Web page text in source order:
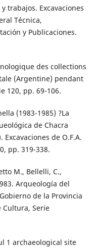
trabajos. Excavaciones
Técnica,
y Publicaciones.
des collections
(Argentine) pendant
120, pp. 69-106.
(1983-1985) ?La
de Chacra
de O.F.A.
pp. 319-338.
M., Bellelli, C.,
Arqueología del
de la Provincia
Cultura, Serie
1 archaeological site